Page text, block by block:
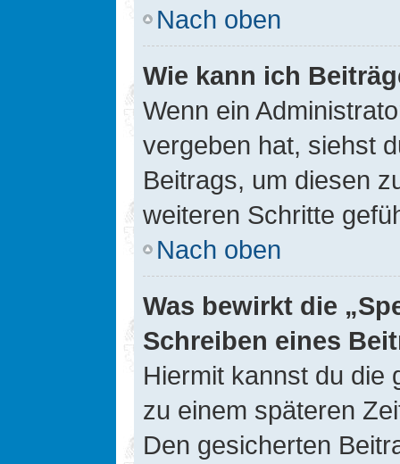
Nach oben
Wie kann ich
Wenn ein
vergeben hat, siehst
Beitrags, um diesen
weiteren Schritte
Nach oben
Was bewirkt die
Schreiben eines
Hiermit kannst du die
zu einem späteren
Den gesicherten